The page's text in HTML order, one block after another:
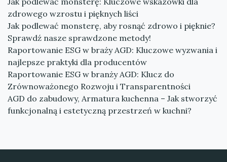
zdrowego wzrostu i pięknych liści
Jak podlewać monsterę, aby rosnąć zdrowo i pięknie?
Sprawdź nasze sprawdzone metody!
Raportowanie ESG w braży AGD: Kluczowe wyzwania i
najlepsze praktyki dla producentów
Raportowanie ESG w branży AGD: Klucz do
Zrównoważonego Rozwoju i Transparentności
AGD do zabudowy, Armatura kuchenna – Jak stworzyć
funkcjonalną i estetyczną przestrzeń w kuchni?